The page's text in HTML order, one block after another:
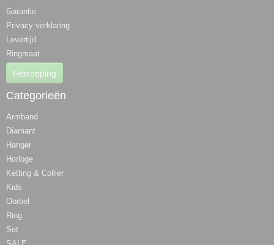
Garantie
Privacy verklaring
Levertijd
Ringmaat
Herroeping
Categorieën
Armband
Diamant
Hanger
Horloge
Ketting & Collier
Kids
Oorbel
Ring
Set